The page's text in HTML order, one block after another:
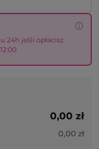
24h jeśli opłacisz
0,00 zł
0,00 zł